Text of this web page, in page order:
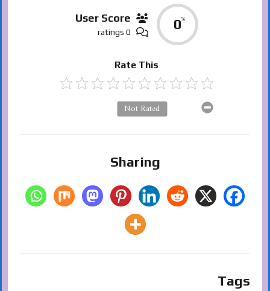
0%
User Score
0 ratings
Rate This
Not Rated
Sharing
Tags